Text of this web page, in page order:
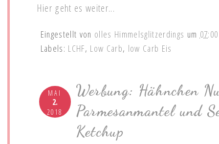
Hier geht es weiter...
Eingestellt von olles Himmelsglitzerdings um 07:00
Labels: LCHF, Low Carb, low Carb Eis
MAI
2.
2018
Werbung: Hähnchen
Parmesanmantel und
Ketchup